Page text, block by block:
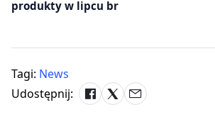
produkty w lipcu br
Tagi: News
Udostępnij: